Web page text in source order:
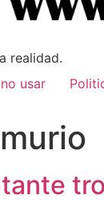
realidad.
no usar
murio